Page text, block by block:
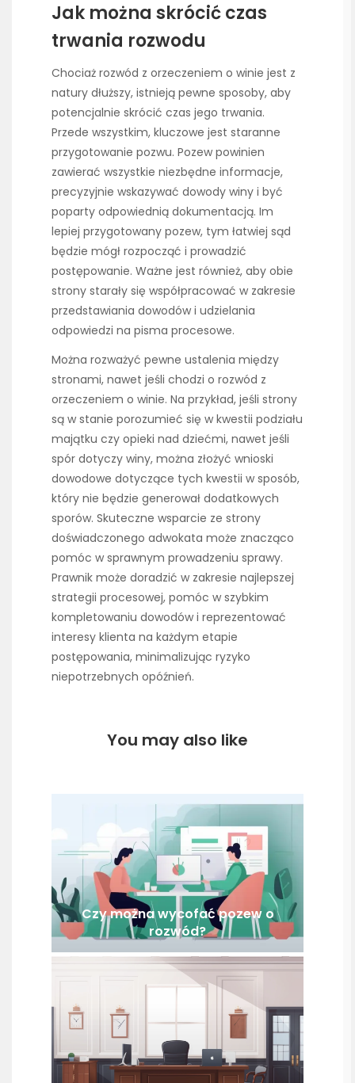
Jak można skrócić czas
trwania rozwodu
Chociaż rozwód z orzeczeniem o winie jest z
natury dłuższy, istnieją pewne sposoby, aby
potencjalnie skrócić czas jego trwania.
Przede wszystkim, kluczowe jest staranne
przygotowanie pozwu. Pozew powinien
zawierać wszystkie niezbędne informacje,
precyzyjnie wskazywać dowody winy i być
poparty odpowiednią dokumentacją. Im
lepiej przygotowany pozew, tym łatwiej sąd
będzie mógł rozpocząć i prowadzić
postępowanie. Ważne jest również, aby obie
strony starały się współpracować w zakresie
przedstawiania dowodów i udzielania
odpowiedzi na pisma procesowe.
Można rozważyć pewne ustalenia między
stronami, nawet jeśli chodzi o rozwód z
orzeczeniem o winie. Na przykład, jeśli strony
są w stanie porozumieć się w kwestii podziału
majątku czy opieki nad dziećmi, nawet jeśli
spór dotyczy winy, można złożyć wnioski
dowodowe dotyczące tych kwestii w sposób,
który nie będzie generował dodatkowych
sporów. Skuteczne wsparcie ze strony
doświadczonego adwokata może znacząco
pomóc w sprawnym prowadzeniu sprawy.
Prawnik może doradzić w zakresie najlepszej
strategii procesowej, pomóc w szybkim
kompletowaniu dowodów i reprezentować
interesy klienta na każdym etapie
postępowania, minimalizując ryzyko
niepotrzebnych opóźnień.
You may also like
Czy można wycofać pozew o
rozwód?